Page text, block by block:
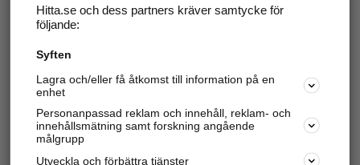
Svara på och hantera dina omdömen
Har du redan verifierat ditt företag? Logga in
Hitta.se och dess partners kräver samtycke för
följande:
Syften
Lagra och/eller få åtkomst till information på en
enhet
Personanpassad reklam och innehåll, reklam- och
innehållsmätning samt forskning angående
målgrupp
Utveckla och förbättra tjänster